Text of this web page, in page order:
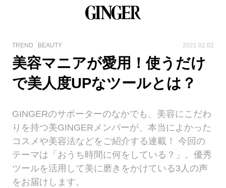
TREND BEAUTY 2021.02.02
美容マニアが愛用！使うだけ
で美人度UPなツールとは？
GINGERのサポーターのなかでも、美容にこだわ
りを持つ美GINGERメンバーが、本当によかった
コスメや美容法などをご紹介する連載！ 今回の
テーマは「おうち時間に何をしている？」。優秀
ツールを活用して美に磨きをかけている3人の声
をお届けします。